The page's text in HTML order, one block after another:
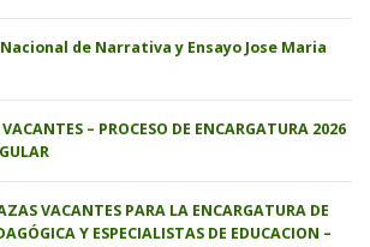
de Narrativa y Ensayo Jose Maria
– PROCESO DE ENCARGATURA 2026
VACANTES PARA LA ENCARGATURA DE
Y ESPECIALISTAS DE EDUCACION –